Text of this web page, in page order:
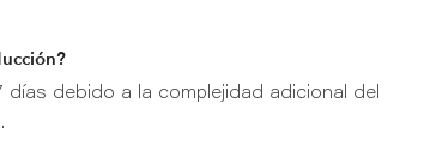
debido a la complejidad adicional del